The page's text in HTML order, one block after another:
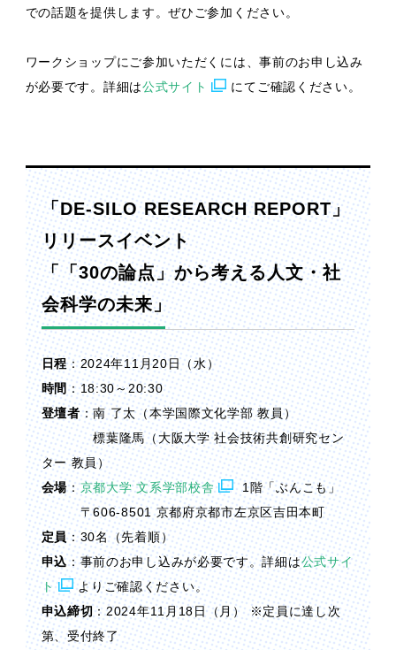
での話題を提供します。ぜひご参加ください。
ワークショップにご参加いただくには、事前のお申し込み
が必要です。詳細は公式サイト にてご確認ください。
「DE-SILO RESEARCH REPORT」
リリースイベント
「「30の論点」から考える人文・社
会科学の未来」
日程：2024年11月20日（水）
時間 ：18:30～20:30
登壇者：南 了太（本学国際文化学部 教員）
標葉隆馬（大阪大学 社会技術共創研究セン
ター 教員）
会場：京都大学 文系学部校舎
1階「ぶんこも」
〒606-8501 京都府京都市左京区吉田本町
定員：30名（先着順）
申込：事前のお申し込みが必要です。詳細は公式サイ
ト
よりご確認ください。
申込締切：2024年11月18日（月） ※定員に達し次
第、受付終了